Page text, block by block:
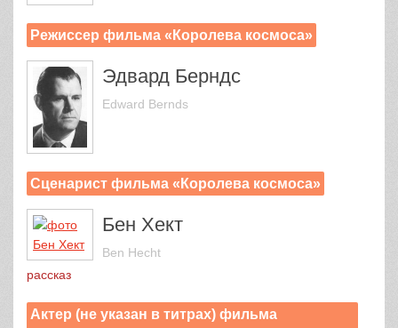
Режиссер фильма «Королева космоса»
Эдвард Берндс
Edward Bernds
Сценарист фильма «Королева космоса»
Бен Хект
Ben Hecht
рассказ
Актер (не указан в титрах) фильма